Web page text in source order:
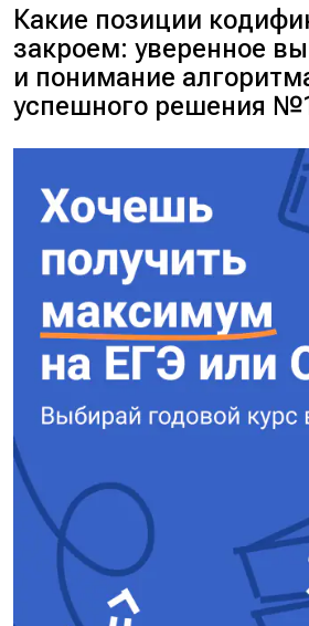
Какие позиции
закроем: уверенное
и понимание
успешного решения